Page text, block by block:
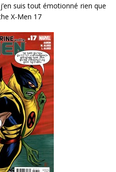
suis tout émotionné rien que
X-Men 17